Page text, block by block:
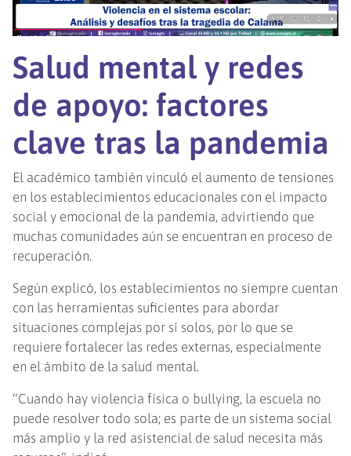
Salud mental y redes
de apoyo: factores
clave tras la pandemia
El académico también vinculó el aumento de tensiones
en los establecimientos educacionales con el impacto
social y emocional de la pandemia, advirtiendo que
muchas comunidades aún se encuentran en proceso de
recuperación.
Según explicó, los establecimientos no siempre cuentan
con las herramientas suficientes para abordar
situaciones complejas por sí solos, por lo que se
requiere fortalecer las redes externas, especialmente
en el ámbito de la salud mental.
“Cuando hay violencia física o bullying, la escuela no
puede resolver todo sola; es parte de un sistema social
más amplio y la red asistencial de salud necesita más